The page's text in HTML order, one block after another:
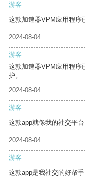
游客
这款加速器VPM应用程序
2024-08-04
游客
这款加速器VPM应用程序
护。
2024-08-04
游客
这款app就像我的社交平
2024-08-04
游客
这款app是我社交的好帮